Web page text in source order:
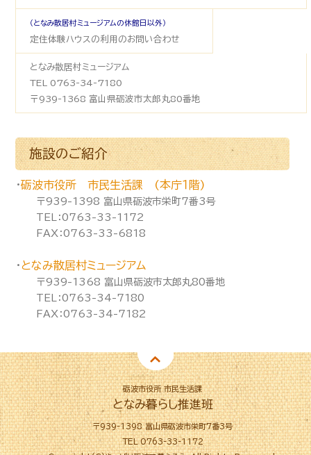
（となみ散居村ミュージアムの休館日以外）
定住体験ハウスの利用のお問い合わせ
となみ散居村ミュージアム
TEL 0763-34-7180
〒939-1368 富山県砺波市太郎丸80番地
施設のご紹介
・砺波市役所 市民生活課 (本庁１階)
〒939-1398 富山県砺波市栄町7番3号
TEL：0763-33-1172
FAX：0763-33-6818
・となみ散居村ミュージアム
〒939-1368 富山県砺波市太郎丸80番地
TEL：0763-34-7180
FAX：0763-34-7182
砺波市役所 市民生活課
となみ暮らし推進班
〒939-1398 富山県砺波市栄町7番3号
TEL 0763-33-1172